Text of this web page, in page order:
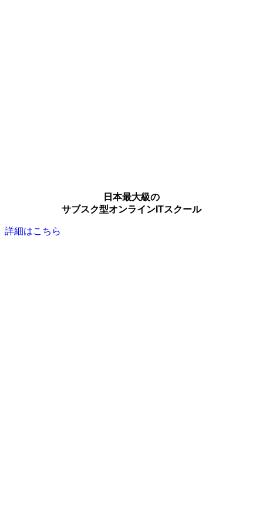
日本最大級の
サブスク型オンラインITスクール
詳細はこちら